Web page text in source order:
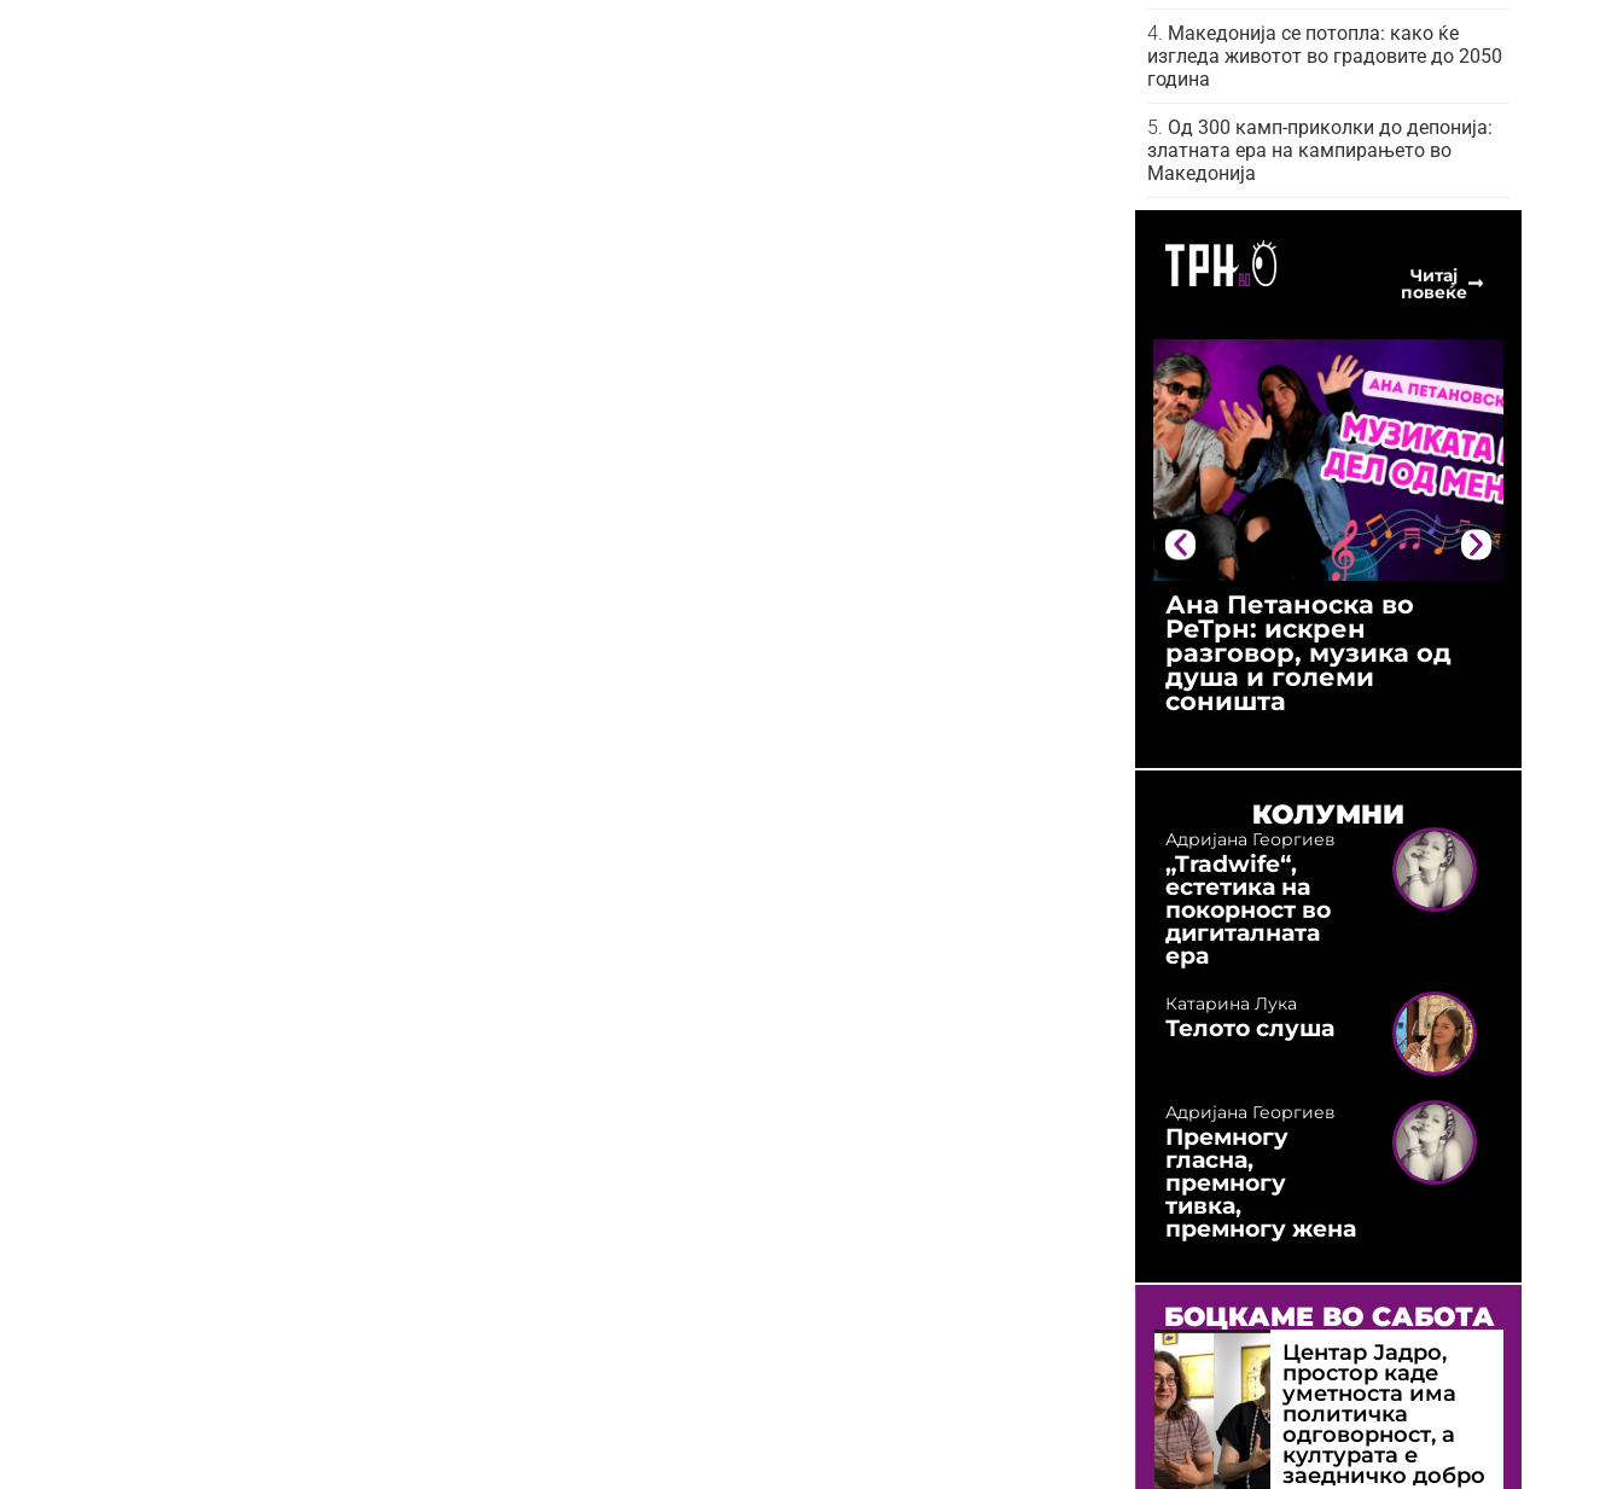
Македонија се потопла: како ќе
изгледа животот во градовите до 2050
година
Од 300 камп-приколки до депонија:
златната ера на кампирањето во
Македонија
Читај
повеќе
Ана Петаноска во
РеТрн: искрен
разговор, музика од
душа и големи
соништа
КОЛУМНИ
Адријана Георгиев
„Tradwife“,
естетика на
покорност во
дигиталната
ера
Катарина Лука
Телото слуша
Адријана Георгиев
Премногу
гласна,
премногу
тивка,
премногу жена
БОЦКАМЕ ВО САБОТА
Центар Јадро,
простор каде
уметноста има
политичка
одговорност, а
културата е
заедничко добро